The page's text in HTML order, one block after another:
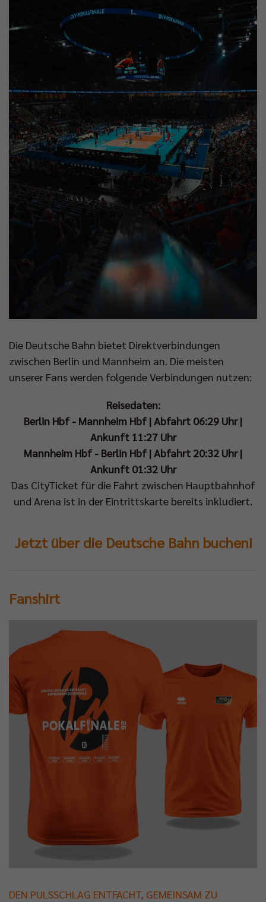
Die Deutsche Bahn bietet Direktverbindungen
zwischen Berlin und Mannheim an. Die meisten
unserer Fans werden folgende Verbindungen nutzen:
Reisedaten:
Berlin Hbf - Mannheim Hbf | Abfahrt 06:29 Uhr |
Ankunft 11:27 Uhr
Mannheim Hbf - Berlin Hbf | Abfahrt 20:32 Uhr |
Ankunft 01:32 Uhr
Das CityTicket für die Fahrt zwischen Hauptbahnhof
und Arena ist in der Eintrittskarte bereits inkludiert.
Jetzt über die Deutsche Bahn buchen!
Fanshirt
DEN PULSSCHLAG ENTFACHT, GEMEINSAM ZU